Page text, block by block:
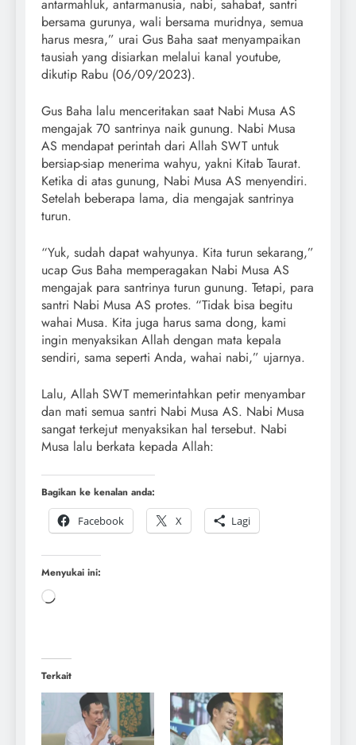
antarmahluk, antarmanusia, nabi, sahabat, santri
bersama gurunya, wali bersama muridnya, semua
harus mesra,” urai Gus Baha saat menyampaikan
tausiah yang disiarkan melalui kanal youtube,
dikutip Rabu (06/09/2023).
Gus Baha lalu menceritakan saat Nabi Musa AS
mengajak 70 santrinya naik gunung. Nabi Musa
AS mendapat perintah dari Allah SWT untuk
bersiap-siap menerima wahyu, yakni Kitab Taurat.
Ketika di atas gunung, Nabi Musa AS menyendiri.
Setelah beberapa lama, dia mengajak santrinya
turun.
“Yuk, sudah dapat wahyunya. Kita turun sekarang,”
ucap Gus Baha memperagakan Nabi Musa AS
mengajak para santrinya turun gunung. Tetapi, para
santri Nabi Musa AS protes. “Tidak bisa begitu
wahai Musa. Kita juga harus sama dong, kami
ingin menyaksikan Allah dengan mata kepala
sendiri, sama seperti Anda, wahai nabi,” ujarnya.
Lalu, Allah SWT memerintahkan petir menyambar
dan mati semua santri Nabi Musa AS. Nabi Musa
sangat terkejut menyaksikan hal tersebut. Nabi
Musa lalu berkata kepada Allah:
Bagikan ke kenalan anda:
Facebook
X Lagi
Menyukai ini:
Terkait